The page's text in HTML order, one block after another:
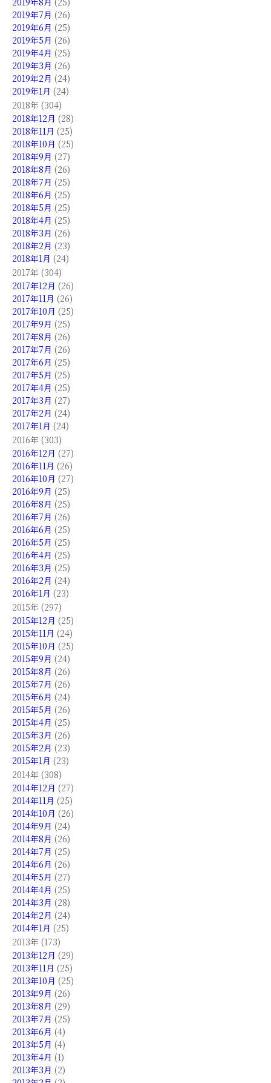
2019年7月 (26)
2019年6月 (25)
2019年5月 (26)
2019年4月 (25)
2019年3月 (26)
2019年2月 (24)
2019年1月 (24)
2018年 (304)
2018年12月 (28)
2018年11月 (25)
2018年10月 (25)
2018年9月 (27)
2018年8月 (26)
2018年7月 (25)
2018年6月 (25)
2018年5月 (25)
2018年4月 (25)
2018年3月 (26)
2018年2月 (23)
2018年1月 (24)
2017年 (304)
2017年12月 (26)
2017年11月 (26)
2017年10月 (25)
2017年9月 (25)
2017年8月 (26)
2017年7月 (26)
2017年6月 (25)
2017年5月 (25)
2017年4月 (25)
2017年3月 (27)
2017年2月 (24)
2017年1月 (24)
2016年 (303)
2016年12月 (27)
2016年11月 (26)
2016年10月 (27)
2016年9月 (25)
2016年8月 (25)
2016年7月 (26)
2016年6月 (25)
2016年5月 (25)
2016年4月 (25)
2016年3月 (25)
2016年2月 (24)
2016年1月 (23)
2015年 (297)
2015年12月 (25)
2015年11月 (24)
2015年10月 (25)
2015年9月 (24)
2015年8月 (26)
2015年7月 (26)
2015年6月 (24)
2015年5月 (26)
2015年4月 (25)
2015年3月 (26)
2015年2月 (23)
2015年1月 (23)
2014年 (308)
2014年12月 (27)
2014年11月 (25)
2014年10月 (26)
2014年9月 (24)
2014年8月 (26)
2014年7月 (25)
2014年6月 (26)
2014年5月 (27)
2014年4月 (25)
2014年3月 (28)
2014年2月 (24)
2014年1月 (25)
2013年 (173)
2013年12月 (29)
2013年11月 (25)
2013年10月 (25)
2013年9月 (26)
2013年8月 (29)
2013年7月 (25)
2013年6月 (4)
2013年5月 (4)
2013年4月 (1)
2013年3月 (2)